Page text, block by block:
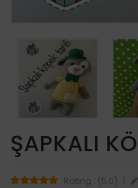
ŞAPKALI
Rating : (5.0)